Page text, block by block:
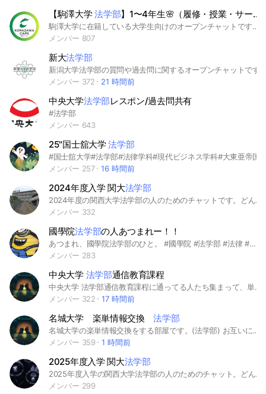
【駒澤大学法学部】1〜4年生🌸（履修・授業・サークル）｜CAPS
駒澤大学に在籍している大学生向けのオープンチャットです🥳 授業やサークル、ゼミなどの情報共有に是非是非ご活用ください🎉 #駒澤大学 #法学部 #大学 #春から駒澤大学 #楽単 #就活 #就職活動 #インターン #サマーインターン #冬インターン #サークル #バイト #ゼミ #早期選考 #本選考 #マーケティング #履修登録 #英語 #フランス語 #中国語 #スペイン語 #雑談 #コミュニティ #新歓 #新入生歓迎会 #恋愛 #学祭 #学園祭 #文化祭 #大学受験 #旅行 #免許 #合宿免許 #教職 #教職免許 #留学 #TOEIC #長期インターン #起業 #新生活 #金融 #一人暮らし #アルバイト
メンバー 807
新大法学部
新潟大学法学部の質問や過去問に関するオープンチャットです
メンバー 372
21 時間前
中央大学法学部レスポン/過去問共有
#法学部
メンバー 643
25"国士舘大学法学部
#国士舘大学#法学部#法律学科#現代ビジネス学科#大東亜帝国
メンバー 257
16 時間前
2024年度入学 関大法学部
2024年度の関西大学法学部の人のためのチャットです。どんな話でもオッケー！ 雑談、つまらない話でも大丈夫です！ #関大 #関西大学 #関大法学部 #関西大学法学部 #関大生 #2024年度
メンバー 332
國學院法学部の人あつまれー！！
あつまれ、國學院法学部のひと。 #國學院 #法学部 #法律 #政治 #法律専門職
メンバー 283
中央大学 法学部通信教育課程
中央大学 法学部通信教育課程に通ってる人たち集まって、単位取れるよう協力しましょう。
メンバー 322
17 時間前
名城大学 楽単情報交換法学部
名城大学の楽単情報交換をする部屋です。(法学部) お互いに楽単を教え合って単位を早く取得するのが目的です。 気軽に入ってくれて結構です☺️ #名城大学 #法学部 #楽単
メンバー 359
1 時間前
2025年度入学 関大法学部
2025年度入学の関西大学法学部の人のためのチャット。どんな話でもオッケー #関大 #法学部 #関西大学 #関大法学部
メンバー 299